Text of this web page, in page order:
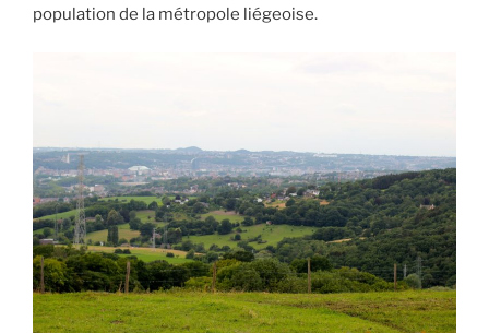
population de la métropole liégeoise.